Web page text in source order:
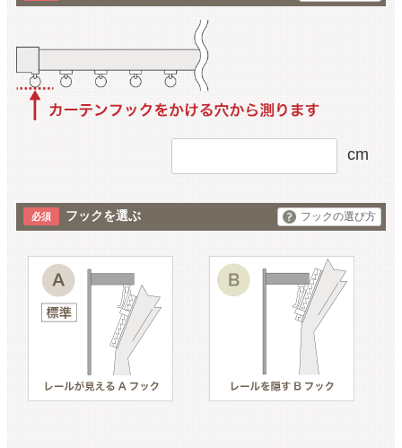
cm
フックを選ぶ フックの選び方